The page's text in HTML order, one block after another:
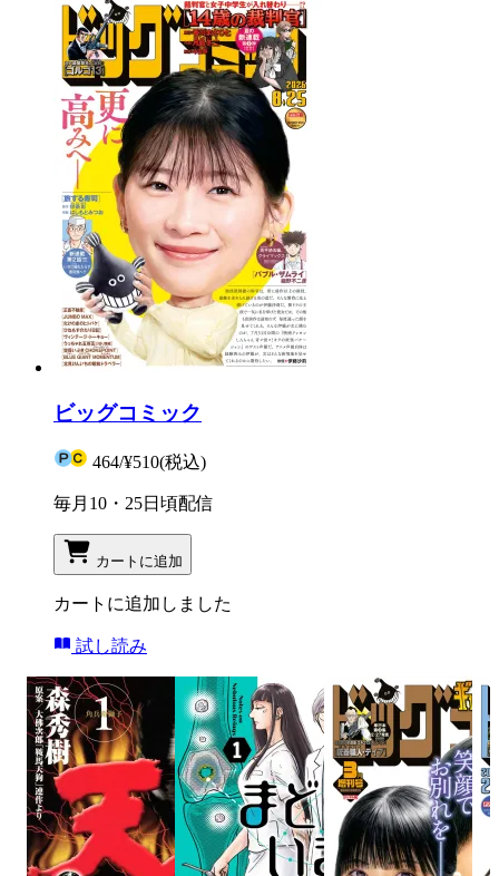
ビッグコミック
464/¥510(税込)
毎月10・25日頃配信
カートに追加
カートに追加しました
試し読み